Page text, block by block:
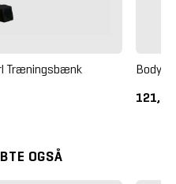
Træningsbænk
Body
OGSÅ